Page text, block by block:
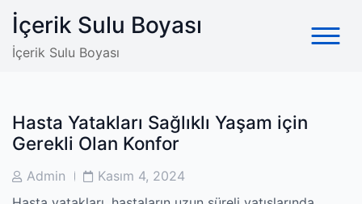
Skip
content
İçerik Sulu Boyası
İçerik Sulu Boyası
Hasta Yatakları Sağlıklı Yaşam için
Gerekli Olan Konfor
PostAdmin
PostKasım 4, 2024